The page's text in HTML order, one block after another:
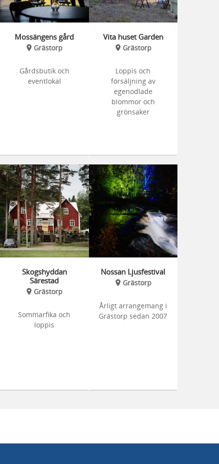
Mossängens gård
Grästorp
Gårdsbutik och
eventlokal
Vita huset Garden
Grästorp
Loppis och
försäljning av
egenodlade
blommor och
grönsaker
Skogshyddan
Särestad
Grästorp
Sommarfika och
loppis
Nossan Ljusfestival
Grästorp
Årligt arrangemang i
Grästorp sedan 2007